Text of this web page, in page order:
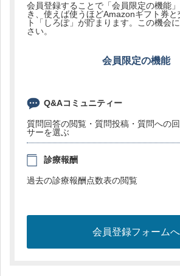
会員登録することで「会員限定の機能
き、使えば使うほどAmazonギフト券
ト「しろぽ」が貯まります。この機会
さい。
会員限定の機能
Q&Aコミュニティー
質問回答の閲覧・質問投稿・質問への
サーを選ぶ
診療報酬
過去の診療報酬点数表の閲覧
会員登録フォームへ